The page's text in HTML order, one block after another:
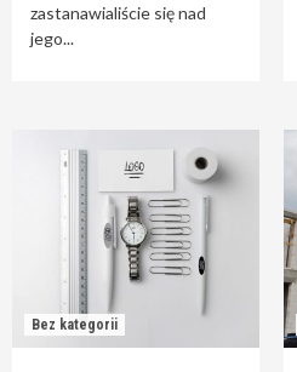
zastanawialiście się nad
jego...
Bez kategorii